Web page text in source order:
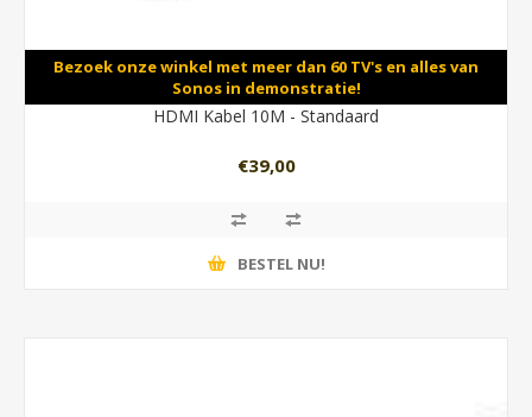
Bezoek onze winkel met meer dan 60 TV's en alles van
Sonos in demonstratie!
HDMI Kabel 10M - Standaard
€39,00
BESTEL NU!